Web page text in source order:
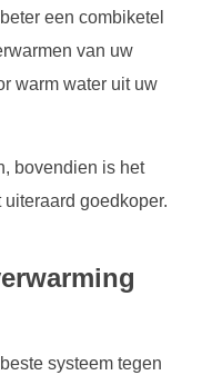
een combiketel
van uw
warm water uit uw
bovendien is het
goedkoper.
systeem tegen